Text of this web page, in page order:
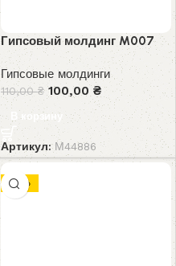
Гипсовый молдинг M007
Гипсовые молдинги
110,00₴ 100,00₴
В корзину
Артикул:М44886
-10%